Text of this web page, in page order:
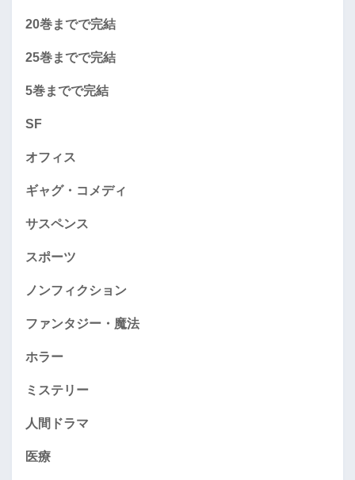
20巻までで完結
25巻までで完結
5巻までで完結
SF
オフィス
ギャグ・コメディ
サスペンス
スポーツ
ノンフィクション
ファンタジー・魔法
ホラー
ミステリー
人間ドラマ
医療